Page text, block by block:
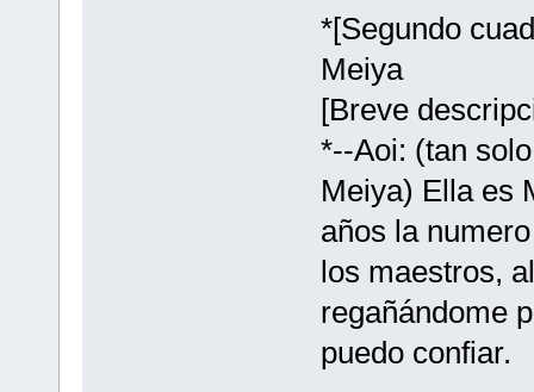
*[Segundo
Meiya
[Breve
*--Aoi: (tan
Meiya) Ella es
años la
los maestros,
regañándome
puedo confiar.